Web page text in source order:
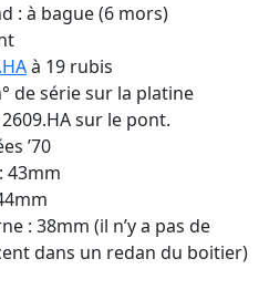
: à bague (6 mors)
à 19 rubis
de série sur la platine
sur le pont.
’70
43mm
: 38mm (il n’y a pas de
dans un redan du boitier)